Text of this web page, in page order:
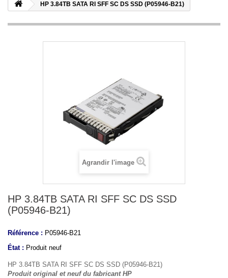
HP 3.84TB SATA RI SFF SC DS SSD (P05946-B21)
Agrandir l'image
HP 3.84TB SATA RI SFF SC DS SSD
(P05946-B21)
Référence : P05946-B21
État : Produit neuf
HP 3.84TB SATA RI SFF SC DS SSD (P05946-B21)
Produit original et neuf du fabricant HP